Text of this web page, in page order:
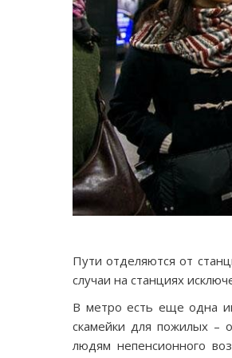
Пути отделяются от
случаи на станциях
В метро есть еще одна
скамейки для пожилых –
людям непенсионного